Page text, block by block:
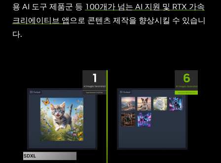
용 AI 도구 제품군 등 100개가 넘는 AI 지원 및 RTX 가속
크리에이티브 앱 으로 콘텐츠 제작을 향상시킬 수 있습니
다.